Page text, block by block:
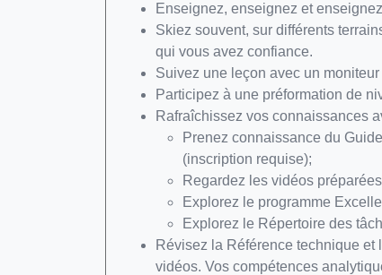
Enseignez, enseignez et
Skiez souvent, sur différents
qui vous avez confiance.
Suivez une leçon avec un
Participez à une préformation de
Rafraîchissez vos connaissances
Prenez connaissance du
(inscription requise);
Regardez les vidéos
Explorez le programme
Explorez le Répertoire des
Révisez la Référence technique
vidéos. Vos compétences